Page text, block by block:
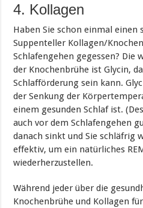
4. Kollagen
Haben Sie schon einmal einen
Suppenteller Kollagen/
Schlafengehen gegessen? Die
der Knochenbrühe ist Glycin,
Schlafförderung sein kann.
der Senkung der
einem gesunden Schlaf ist.
auch vor dem Schlafengehen
danach sinkt und Sie schläfrig
effektiv, um ein natürliches
wiederherzustellen.
Während jeder über die
Knochenbrühe und Kollagen